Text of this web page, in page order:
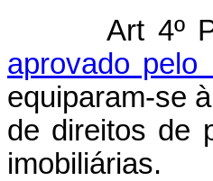
Art 4º
aprovado
equiparam-se
de direitos de
imobiliárias.